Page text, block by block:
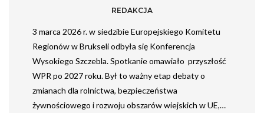
REDAKCJA
3 marca 2026 r. w siedzibie Europejskiego Komitetu
Regionów w Brukseli odbyła się Konferencja
Wysokiego Szczebla. Spotkanie omawiało przyszłość
WPR po 2027 roku. Był to ważny etap debaty o
zmianach dla rolnictwa, bezpieczeństwa
żywnościowego i rozwoju obszarów wiejskich w UE,…